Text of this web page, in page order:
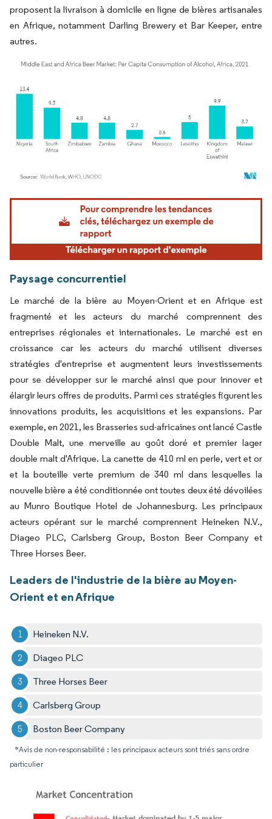
proposent la livraison à domicile en ligne de bières artisanales
en Afrique, notamment Darling Brewery et Bar Keeper, entre
autres.
Image © Mordor Intelligence. La réutilisation nécessite une attribution sous CC BY
Paysage concurrentiel
Le marché de la bière au Moyen-Orient et en Afrique est
fragmenté et les acteurs du marché comprennent des
entreprises régionales et internationales. Le marché est en
croissance car les acteurs du marché utilisent diverses
stratégies d'entreprise et augmentent leurs investissements
pour se développer sur le marché ainsi que pour innover et
élargir leurs offres de produits. Parmi ces stratégies figurent les
innovations produits, les acquisitions et les expansions. Par
exemple, en 2021, les Brasseries sud-africaines ont lancé Castle
Double Malt, une merveille au goût doré et premier lager
double malt d'Afrique. La canette de 410 ml en perle, vert et or
et la bouteille verte premium de 340 ml dans lesquelles la
nouvelle bière a été conditionnée ont toutes deux été dévoilées
au Munro Boutique Hotel de Johannesburg. Les principaux
acteurs opérant sur le marché comprennent Heineken N.V.,
Diageo PLC, Carlsberg Group, Boston Beer Company et
Three Horses Beer.
Leaders de l'industrie de la bière au Moyen-
Orient et en Afrique
Heineken N.V.
Diageo PLC
Three Horses Beer
Carlsberg Group
Boston Beer Company
*Avis de non-responsabilité : les principaux acteurs sont triés sans ordre
particulier